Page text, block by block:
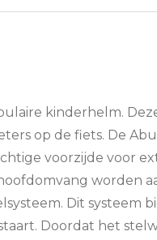
kinderhelm.
op de fiets. De
voorzijde voor
worden
Dit systeem
Doordat het